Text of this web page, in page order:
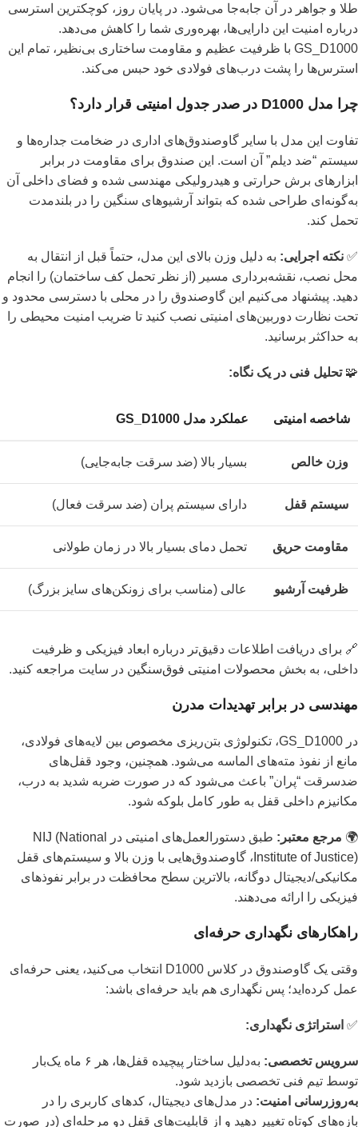
طلا و جواهر در آن جابه‌جا می‌شود. در پایان روز، کوچکترین استرسی
درباره امنیت این دارایی‌ها، بهره‌وری شما را کاهش می‌دهد.
GS_D1000 با ظرفیت عظیم و مقاومت ساختاری بی‌نظیر، تمام این
استرس‌ها را پشت درب‌های فولادی خود حبس می‌کند.
چرا مدل D1000 در صدر جدول امنیتی قرار دارد؟
تفاوت این مدل با سایر گاوصندوق‌های اداری در ضخامت جداره‌ها و
سیستم “ضد دیلم” آن است. این صندوق برای مقاومت در برابر
ابزارهای برش حرارتی و هیدرولیکی مهندسی شده و فضای داخلی آن
به‌گونه‌ای طراحی شده که بتواند آرشیوهای سنگین را در بلندمدت
تحمل کند.
✅ نکته اجرایی: به دلیل وزن بالای این مدل، حتماً قبل از انتقال به
محل نصب، نقشه‌برداری مسیر (از نظر تحمل کف ساختمان) را انجام
دهید. پیشنهاد می‌کنیم این گاوصندوق را در محلی با دسترسی محدود و
تحت نظارت دوربین‌های امنیتی نصب کنید تا ضریب امنیت محیطی را
به حداکثر برسانید.
🧩تحلیل فنی در یک نگاه:
شاخصه امنیتی عملکرد مدل GS_D1000
وزن خالص بسیار بالا (ضد سرقت جابه‌جایی)
سیستم قفل دارای سیستم پران (ضد سرقت فعال)
مقاومت حریق تحمل دمای بسیار بالا در زمان طولانی
ظرفیت آرشیو عالی (مناسب برای زونکن‌های سایز بزرگ)
🔗 برای دریافت اطلاعات دقیق‌تر درباره ابعاد فیزیکی و ظرفیت
داخلی، به بخش محصولات امنیتی فوق‌سنگین در سایت مراجعه کنید.
مهندسی در برابر تهدیدات مدرن
در GS_D1000، تکنولوژی بتن‌ریزی مخصوص بین لایه‌های فولادی،
مانع از نفوذ مته‌های الماسه می‌شود. همچنین، وجود قفل‌های
ضدسرقت “پران” باعث می‌شود که در صورت ضربه شدید به درب،
مکانیزم داخلی قفل به طور کامل بلوکه شود.
🌍 مرجع معتبر: طبق دستورالعمل‌های امنیتی در
NIJ (National
Institute of Justice) ، گاوصندوق‌هایی با وزن بالا و سیستم‌های قفل
مکانیکی/دیجیتال دوگانه، بالاترین سطح محافظت در برابر نفوذهای
فیزیکی را ارائه می‌دهند.
راهکارهای نگهداری حرفه‌ای
وقتی یک گاوصندوق در کلاس D1000 انتخاب می‌کنید، یعنی حرفه‌ای
عمل کرده‌اید؛ پس نگهداری هم باید حرفه‌ای باشد:
✅ استراتژی نگهداری:
سرویس تخصصی:
به‌دلیل ساختار پیچیده قفل‌ها، هر ۶ ماه یک‌بار
توسط تیم فنی تخصصی بازدید شود.
به‌روزرسانی امنیت: در مدل‌های دیجیتال، کدهای کاربری را در
بازه‌های کوتاه تغییر دهید و از قابلیت‌های قفل دو مرحله‌ای (در صورت